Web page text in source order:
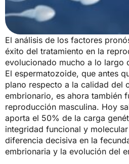
El análisis de los factores
éxito del tratamiento en la
evolucionado mucho a lo largo
El espermatozoide, que antes
plano respecto a la calidad del
embrionario, es ahora también
reproducción masculina. Hoy
aporta el 50% de la carga
integridad funcional y
diferencia decisiva en la
embrionaria y la evolución del